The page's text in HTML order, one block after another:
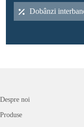
Dobânzi
Despre noi
Produse